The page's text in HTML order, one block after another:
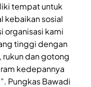
tempat untuk
kebaikan sosial
organisasi kami
tinggi dengan
rukun dan gotong
kedepannya
Pungkas Bawadi